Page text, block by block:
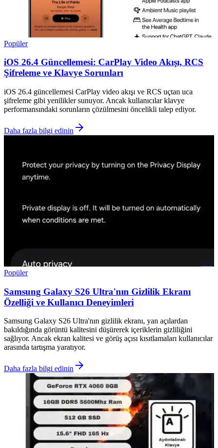
Popüler
iOS 26.4 Güncellemesi: CarPlay Video Akışı, RCS
Şifreleme ve Klavye Sorunları
iOS 26.4 güncellemesi CarPlay video akışı ve RCS uçtan uca
şifreleme gibi yenilikler sunuyor. Ancak kullanıcılar klavye
performansındaki sorunların çözülmesini öncelikli talep ediyor.
Daha fazla bilgi edinin
Popüler
Samsung Galaxy S26 Ultra'nın Gizlilik Ekranı
Özelliği ve Kullanıcı Deneyimleri
Samsung Galaxy S26 Ultra'nın gizlilik ekranı, yan açılardan
bakıldığında görüntü kalitesini düşürerek içeriklerin gizliliğini
sağlıyor. Ancak ekran kalitesi ve görüş açısı kısıtlamaları kullanıcılar
arasında tartışma yaratıyor.
Daha fazla bilgi edinin